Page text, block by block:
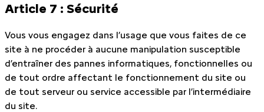
Article 7 : Sécurité
Vous vous engagez dans l’usage que vous faites de ce
site à ne procéder à aucune manipulation susceptible
d’entraîner des pannes informatiques, fonctionnelles ou
de tout ordre affectant le fonctionnement du site ou
de tout serveur ou service accessible par l’intermédiaire
du site.